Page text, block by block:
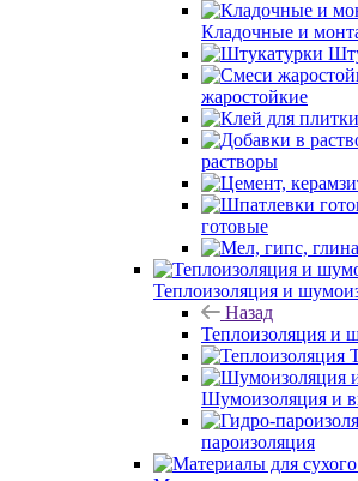
Кладочные и
жаростойкие
растворы
готовые
Теплоизоляция и
Назад
Теплоизоляция и
Шумоизоляция и
пароизоляция